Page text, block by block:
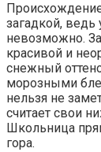
загадкой, ведь
невозможно.
красивой и
снежный
морозными
нельзя не
считает свои
Школьница
гора.